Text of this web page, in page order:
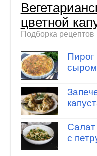
цветной
Подборка рецептов
Пирог
Салат
с